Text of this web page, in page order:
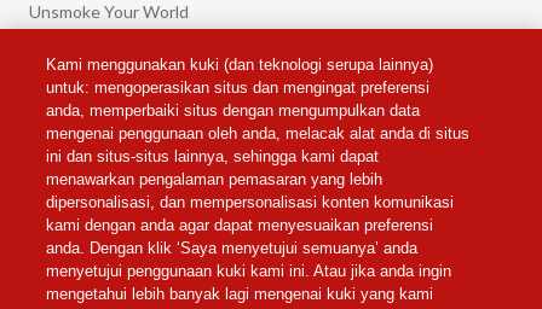
Unsmoke Your World
PMI Privacy
Pengaturan Cookie
Ikuti Kami
Kami menggunakan kuki (dan teknologi serupa lainnya)
untuk: mengoperasikan situs dan mengingat preferensi
anda, memperbaiki situs dengan mengumpulkan data
mengenai penggunaan oleh anda, melacak alat anda di situs
ini dan situs-situs lainnya, sehingga kami dapat
menawarkan pengalaman pemasaran yang lebih
dipersonalisasi, dan mempersonalisasi konten komunikasi
kami dengan anda agar dapat menyesuaikan preferensi
anda. Dengan klik ‘Saya menyetujui semuanya’ anda
menyetujui penggunaan kuki kami ini. Atau jika anda ingin
mengetahui lebih banyak lagi mengenai kuki yang kami